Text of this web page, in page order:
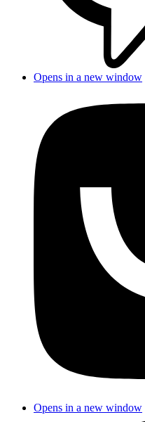
Opens in a new window
Opens in a new window